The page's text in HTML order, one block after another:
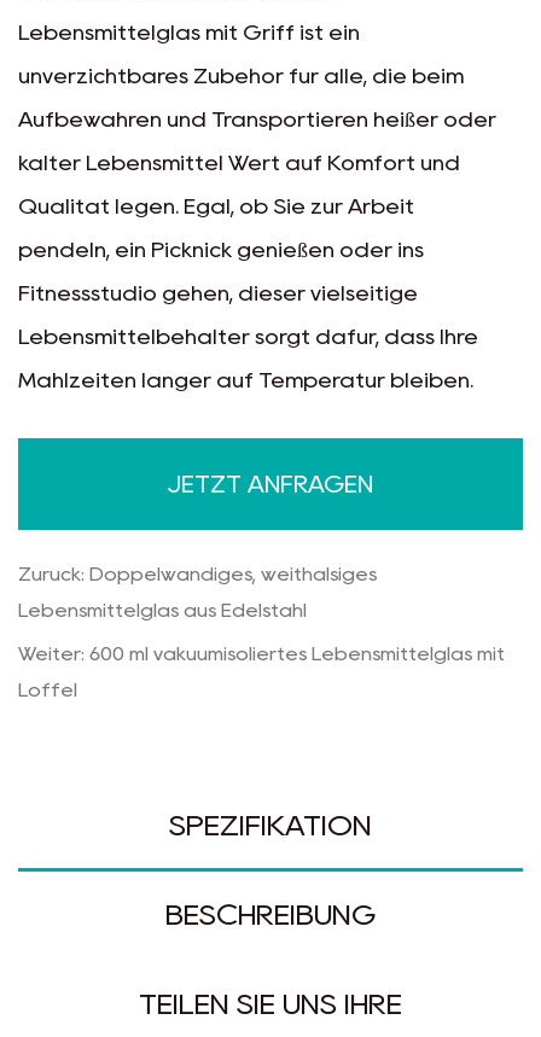
Lebensmittelglas mit Griff ist ein
unverzichtbares Zubehör für alle, die beim
Aufbewahren und Transportieren heißer oder
kalter Lebensmittel Wert auf Komfort und
Qualität legen. Egal, ob Sie zur Arbeit
pendeln, ein Picknick genießen oder ins
Fitnessstudio gehen, dieser vielseitige
Lebensmittelbehälter sorgt dafür, dass Ihre
Mahlzeiten länger auf Temperatur bleiben.
JETZT ANFRAGEN
Zurück: Doppelwandiges, weithalsiges
Lebensmittelglas aus Edelstahl
Weiter: 600 ml vakuumisoliertes Lebensmittelglas mit
Löffel
SPEZIFIKATION
BESCHREIBUNG
TEILEN SIE UNS IHRE